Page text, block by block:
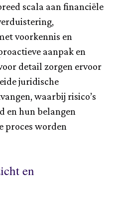
scala aan financiële
voorkennis en
aanpak en
detail zorgen ervoor
juridische
waarbij risico’s
en hun belangen
proces worden
en